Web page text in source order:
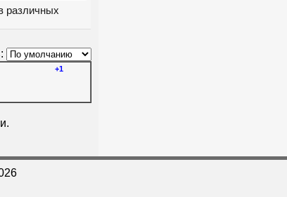
различных
+1